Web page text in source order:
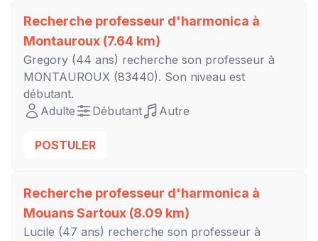
Recherche professeur d'harmonica à
Montauroux (7.64 km)
Gregory (44 ans) recherche son professeur à
MONTAUROUX (83440). Son niveau est
débutant.
Adulte
Débutant Autre
POSTULER
Recherche professeur d'harmonica à
Mouans Sartoux (8.09 km)
Lucile (47 ans) recherche son professeur à